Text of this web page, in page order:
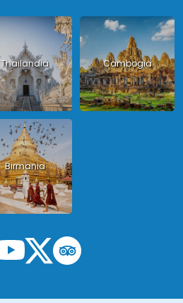
Thailandia Cambogia
Birmania